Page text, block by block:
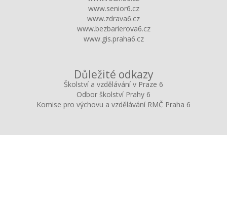
www.senior6.cz
www.zdrava6.cz
www.bezbarierova6.cz
www.gis.praha6.cz
Důležité odkazy
Školství a vzdělávání v Praze 6
Odbor školství Prahy 6
Komise pro výchovu a vzdělávání RMČ Praha 6